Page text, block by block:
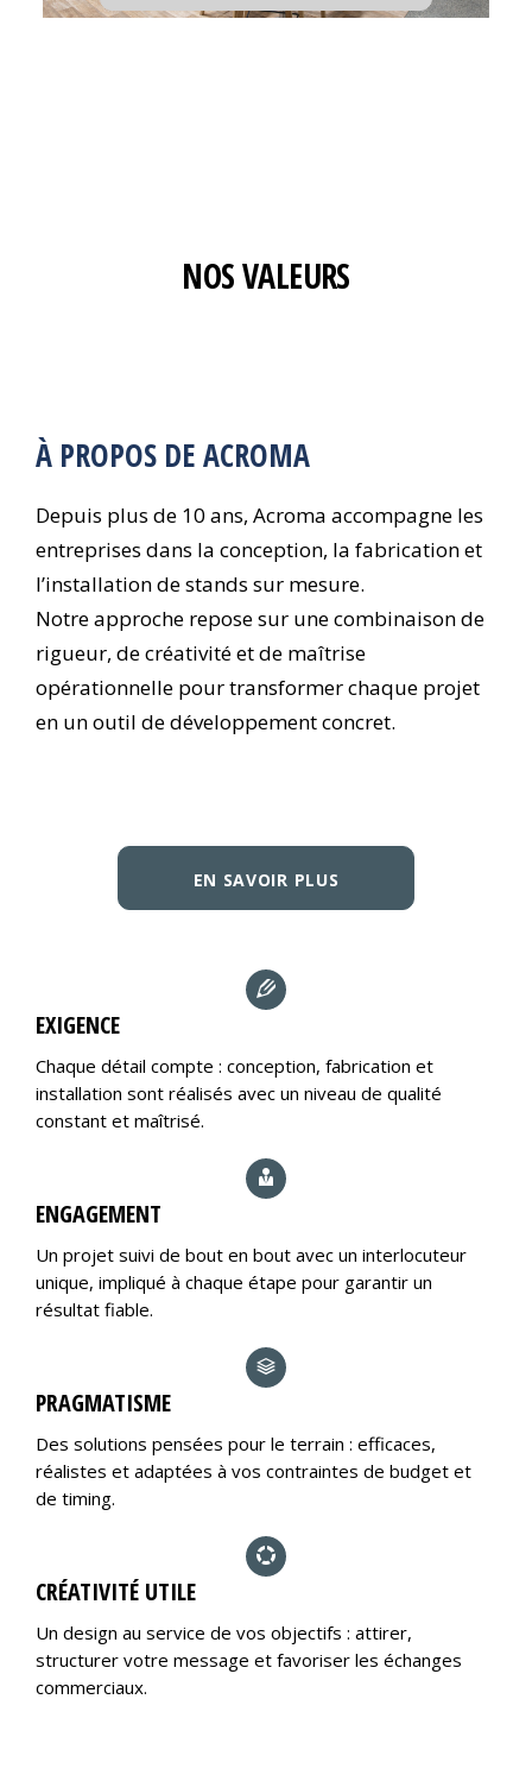
NOS VALEURS
À PROPOS DE ACROMA
Depuis plus de 10 ans, Acroma accompagne les
entreprises dans la conception, la fabrication et
l’installation de stands sur mesure.
Notre approche repose sur une combinaison de
rigueur, de créativité et de maîtrise
opérationnelle pour transformer chaque projet
en un outil de développement concret.
EN SAVOIR PLUS
EXIGENCE
Chaque détail compte : conception, fabrication et
installation sont réalisés avec un niveau de qualité
constant et maîtrisé.
ENGAGEMENT
Un projet suivi de bout en bout avec un interlocuteur
unique, impliqué à chaque étape pour garantir un
résultat fiable.
PRAGMATISME
Des solutions pensées pour le terrain : efficaces,
réalistes et adaptées à vos contraintes de budget et
de timing.
CRÉATIVITÉ UTILE
Un design au service de vos objectifs : attirer,
structurer votre message et favoriser les échanges
commerciaux.